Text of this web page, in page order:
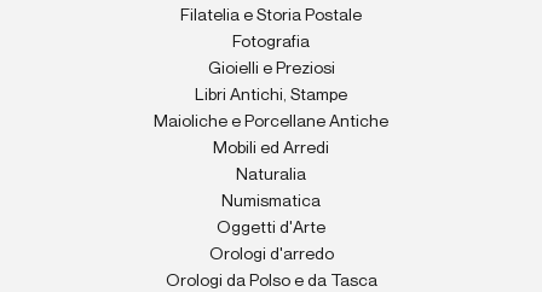
Filatelia e Storia Postale
Fotografia
Gioielli e Preziosi
Libri Antichi, Stampe
Maioliche e Porcellane Antiche
Mobili ed Arredi
Naturalia
Numismatica
Oggetti d'Arte
Orologi d'arredo
Orologi da Polso e da Tasca